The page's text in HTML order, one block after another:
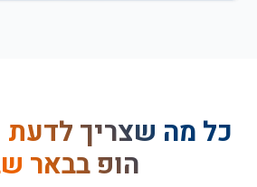
כל מה שצריך לדעת
הופ בבאר